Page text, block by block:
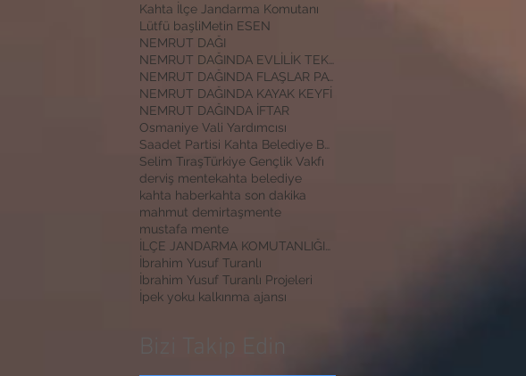
Kahta İlçe Jandarma Komutanı
Lütfü başliMetin ESEN
NEMRUT DAĞI
NEMRUT DAĞINDA FLAŞLAR PATLADI
NEMRUT DAĞINDA KAYAK KEYFİ
NEMRUT DAĞINDA İFTAR
Osmaniye Vali Yardımcısı
Selim TıraşTürkiye Gençlik Vakfı
derviş mentekahta belediye
kahta haberkahta son dakika
mahmut demirtaşmente
mustafa mente
İbrahim Yusuf Turanlı
İbrahim Yusuf Turanlı Projeleri
İpek yoku kalkınma ajansı